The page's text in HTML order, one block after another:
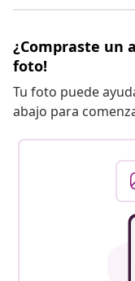
¿Compraste un
foto!
Tu foto puede
abajo para